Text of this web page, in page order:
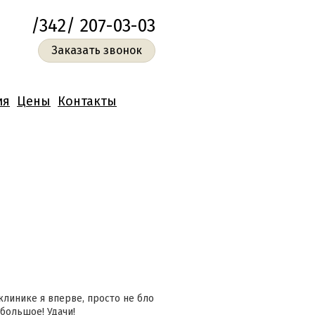
/342/ 207-03-03
Заказать звонок
Цены Контакты
я вперве, просто не бло
Удачи!